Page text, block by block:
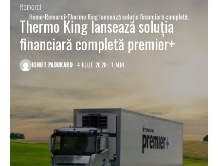
Home Remorci Thermo King lansează soluția financiară completă
premier+
Remorci
Thermo King lansează soluția
financiară completă premier+
IONUT PADURARU 4 IULIE 2020 1 MIN.